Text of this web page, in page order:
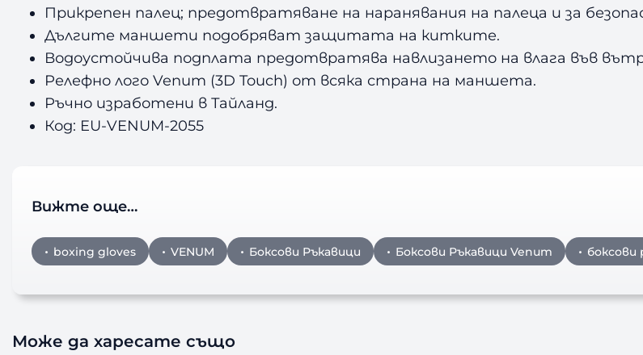
Прикрепен палец; предотвратяване на наранявания на палеца и за
Дългите маншети подобряват защитата на китките.
Водоустойчива подплата предотвратява навлизането на влага във
Релефно лого Venum (3D Touch) от всяка страна на маншета.
Ръчно изработени в Тайланд.
Код: EU-VENUM-2055
Вижте още…
boxing gloves VENUM Боксови Ръкавици Боксови Ръкавици Venum
Може да харесате също